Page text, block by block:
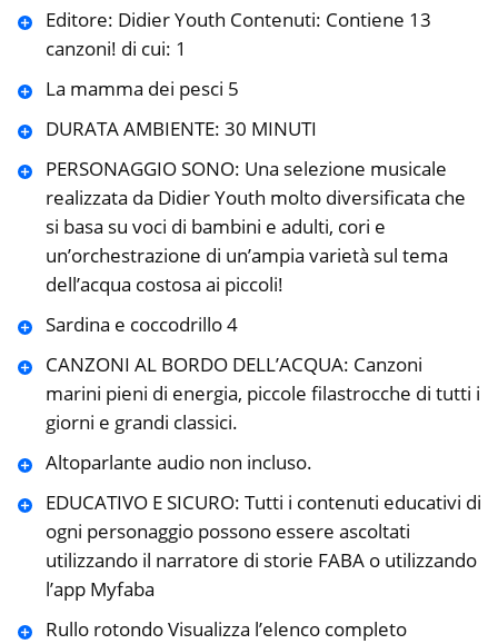
Editore: Didier Youth Contenuti: Contiene 13
canzoni! di cui: 1
La mamma dei pesci 5
DURATA AMBIENTE: 30 MINUTI
PERSONAGGIO SONO: Una selezione musicale
realizzata da Didier Youth molto diversificata che
si basa su voci di bambini e adulti, cori e
un’orchestrazione di un’ampia varietà sul tema
dell’acqua costosa ai piccoli!
Sardina e coccodrillo 4
CANZONI AL BORDO DELL’ACQUA: Canzoni
marini pieni di energia, piccole filastrocche di tutti i
giorni e grandi classici.
Altoparlante audio non incluso.
EDUCATIVO E SICURO: Tutti i contenuti educativi di
ogni personaggio possono essere ascoltati
utilizzando il narratore di storie FABA o utilizzando
l’app Myfaba
Rullo rotondo Visualizza l’elenco completo